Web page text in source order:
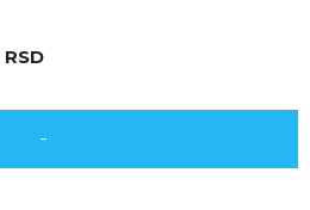
RSD
-